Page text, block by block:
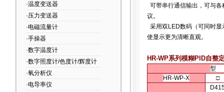
·温度变送器
·压力变送器
·电磁流量计
·手操器
·数字温度计
·数字照度计/色度计/辉度计
·氧分析仪
·电导率仪
可带串行通信输出，可与
议。
采用双LED数码（可同时
使显示更为清晰直观。
HR-WP系列模糊PID自整
HR-WP-X
□